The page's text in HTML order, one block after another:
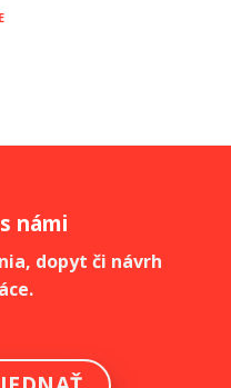
námi
dopyt či návrh